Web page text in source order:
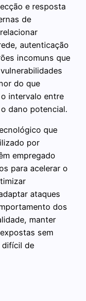
e resposta
de
autenticação
incomuns que
do que
intervalo entre
dano potencial.
que
por
empregado
para acelerar o
ataques
dos
manter
sem
difícil de